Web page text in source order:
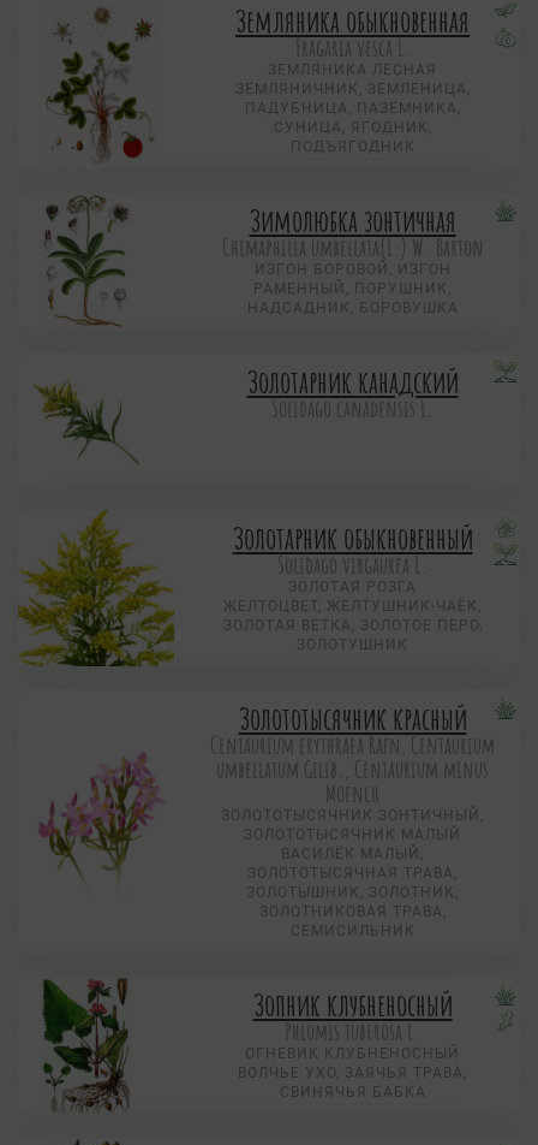
Земляника обыкновенная
Fragaria vesca L.
ЗЕМЛЯНИКА ЛЕСНАЯ
ЗЕМЛЯНИЧНИК, ЗЕМЛЕНИЦА,
ПАДУБНИЦА, ПАЗЕМНИКА,
СУНИЦА, ЯГОДНИК,
ПОДЪЯГОДНИК
Зимолюбка зонтичная
Chimaphilla umbellata(L.) W. Barton
ИЗГОН БОРОВОЙ, ИЗГОН
РАМЕННЫЙ, ПОРУШНИК,
НАДСАДНИК, БОРОВУШКА
Золотарник канадский
Solidago canadensis L.
Золотарник обыкновенный
Solidago virgaurea L.
ЗОЛОТАЯ РОЗГА
ЖЕЛТОЦВЕТ, ЖЕЛТУШНИК-ЧАЁК,
ЗОЛОТАЯ ВЕТКА, ЗОЛОТОЕ ПЕРО,
ЗОЛОТУШНИК
Золототысячник красный
Centaurium erythraea Rafn, Centaurium
umbellatum Gilib., Centaurium minus
Moench
ЗОЛОТОТЫСЯЧНИК ЗОНТИЧНЫЙ,
ЗОЛОТОТЫСЯЧНИК МАЛЫЙ
ВАСИЛЁК МАЛЫЙ,
ЗОЛОТОТЫСЯЧНАЯ ТРАВА,
ЗОЛОТЫШНИК, ЗОЛОТНИК,
ЗОЛОТНИКОВАЯ ТРАВА,
СЕМИСИЛЬНИК
Зопник клубненосный
Phlomis tuberosa L.
ОГНЕВИК КЛУБНЕНОСНЫЙ
ВОЛЧЬЕ УХО, ЗАЯЧЬЯ ТРАВА,
СВИНЯЧЬЯ БАБКА